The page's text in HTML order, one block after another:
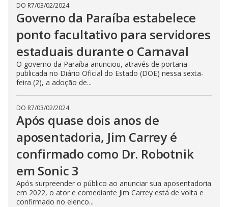
DO R7/03/02/2024
Governo da Paraíba estabelece
ponto facultativo para servidores
estaduais durante o Carnaval
O governo da Paraíba anunciou, através de portaria
publicada no Diário Oficial do Estado (DOE) nessa sexta-
feira (2), a adoção de...
DO R7/03/02/2024
Após quase dois anos de
aposentadoria, Jim Carrey é
confirmado como Dr. Robotnik
em Sonic 3
Após surpreender o público ao anunciar sua aposentadoria
em 2022, o ator e comediante Jim Carrey está de volta e
confirmado no elenco...